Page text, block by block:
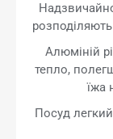
розподіляють
Алюміній
тепло,
їжа
Посуд